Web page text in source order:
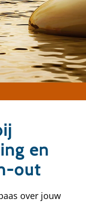
en
out
over jouw